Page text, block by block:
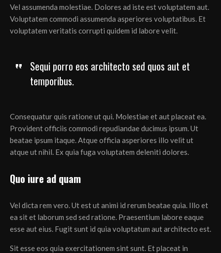
Vel assumenda molestiae. Dolores ad iste est voluptatem aut.
Voluptatem commodi assumenda asperiores voluptatibus. Et
voluptatem veritatis corrupti quidem id labore velit.
Sequi porro eos architecto sed quos aut et
temporibus.
Consequatur quis ratione ut qui. Molestiae et aut placeat ea.
Provident officiis commodi repudiandae ducimus ipsum. Ut
beatae ipsum itaque. Atque officia asperiores illo velit ut
atque ut nihil. Ex quia fuga voluptatem deleniti dolores.
Quo iure ad quam
Vel dicta rem vero. Ut est ut animi id rerum beatae quia. Illo et
ea sit et laborum sed sed ratione. Praesentium labore eaque
esse aut eius. Fugit sunt id quia voluptatum aut architecto est.
Sit esse eos quia exercitationem sint sunt. Et placeat in